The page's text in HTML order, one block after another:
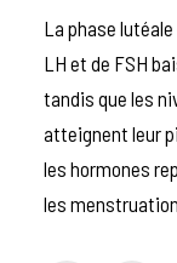
La phase
LH et de FSH
tandis que les
atteignent leur
les hormones
les